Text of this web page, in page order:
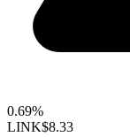
0.69%
LINK$8.33